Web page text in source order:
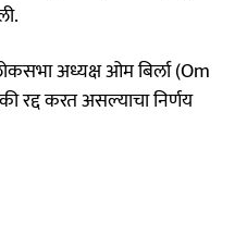
अध्यक्ष ओम बिर्ला (Om
रद्द करत असल्याचा निर्णय